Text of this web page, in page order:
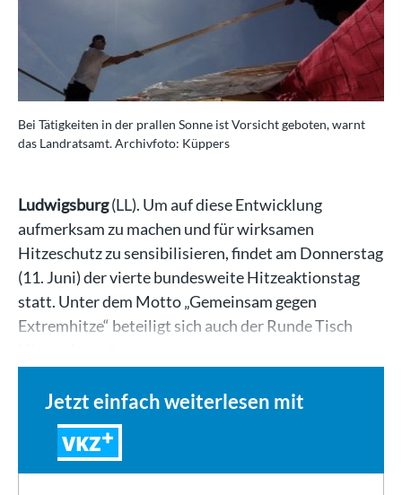
Bei Tätigkeiten in der prallen Sonne ist Vorsicht geboten, warnt
das Landratsamt. Archivfoto: Küppers
Ludwigsburg(LL). Um auf diese Entwicklung
aufmerksam zu machen und für wirksamen
Hitzeschutz zu sensibilisieren, findet am Donnerstag
(11. Juni) der vierte bundesweite Hitzeaktionstag
statt. Unter dem Motto „Gemeinsam gegen
Extremhitze“ beteiligt sich auch der Runde Tisch
Jetzt einfach weiterlesen mit
VKZ